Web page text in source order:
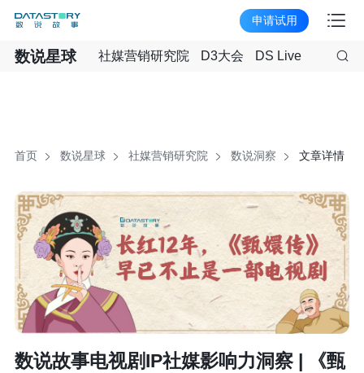
申请试用
数说星球 社媒营销研究院 D3大会 DS Live
首页 数说星球 社媒营销研究院 数说洞察 文章详情
数说故事电视剧IP社媒影响力洞察 | 《甄